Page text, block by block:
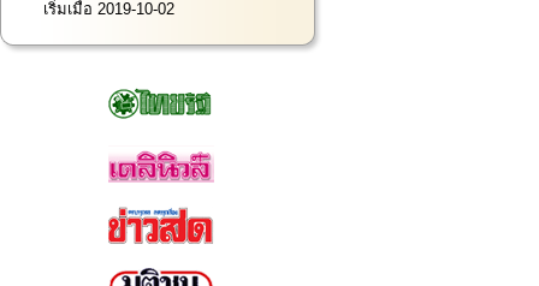
เริ่มเมื่อ 2019-10-02